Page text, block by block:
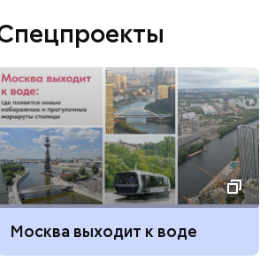
Москва выходит к воде